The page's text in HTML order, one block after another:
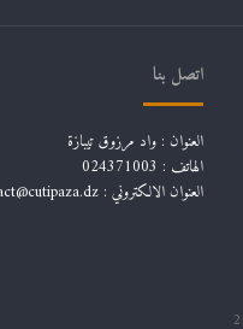
اتصل بنا
العنوان : واد مرزوق تيبازة
الهاتف : 024371003
العنوان الالكتروني : contact@cutipaza.dz